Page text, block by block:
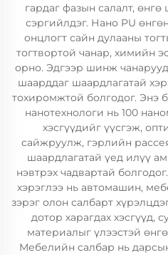
гардаг фазын салалт, өнгө
сэргийлдэг. Нано PU
онцлогт сайн дулааны
тогтвортой чанар, химийн
орно. Эдгээр шинж
шаарддаг шаардлагатай
тохиромжтой болгодог. Энэ
нанотехнологи нь 100
хэсгүүдийг үүсгэж,
сайжруулж, гэрлийн
шаардлагатай үед илүү
нэвтрэх чадвартай
хэрэглээ нь автомашин,
зэрэг олон салбарт
дотор харагдах хэсгүүд,
материалыг үлээстэй
Мебелийн салбар нь